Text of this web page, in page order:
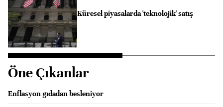
Küresel piyasalarda 'teknolojik' satış
Öne Çıkanlar
Enflasyon gıdadan besleniyor